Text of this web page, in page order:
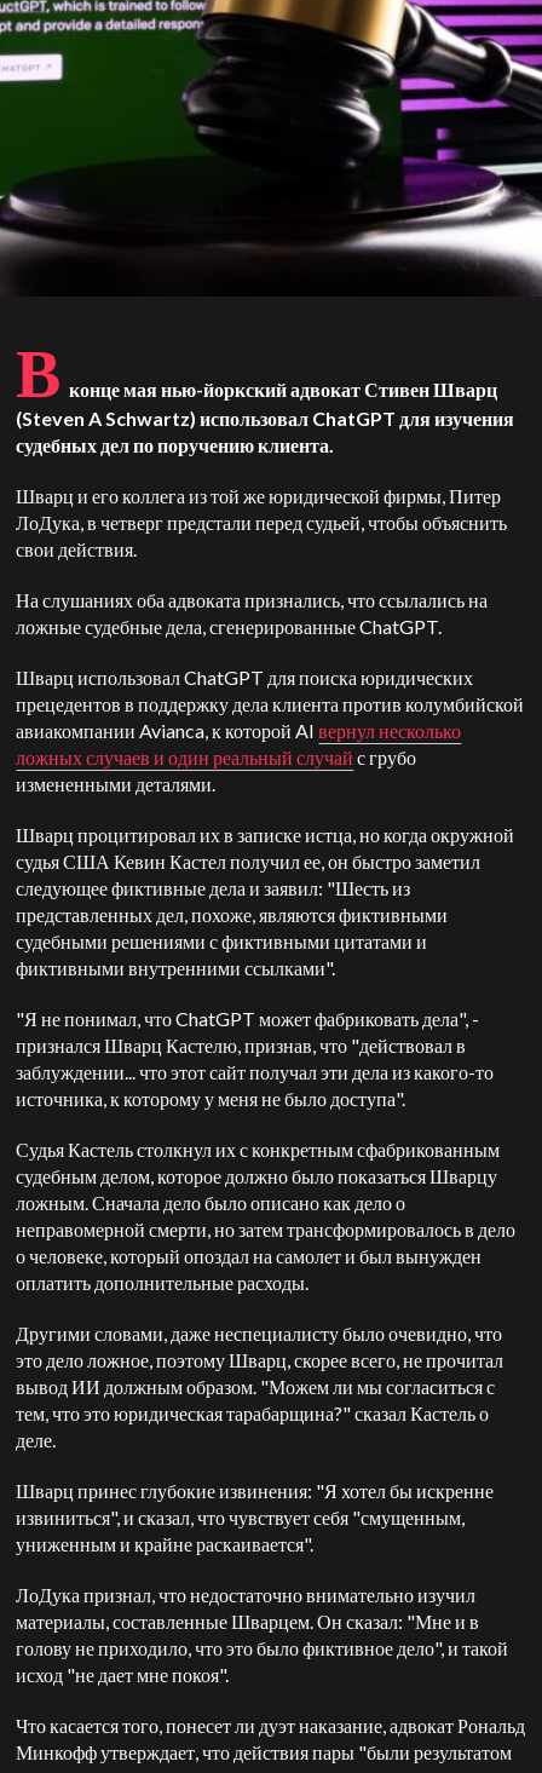
В конце мая нью-йоркский адвокат Стивен Шварц
(Steven A Schwartz) использовал ChatGPT для изучения
судебных дел по поручению клиента.
Шварц и его коллега из той же юридической фирмы, Питер
ЛоДука, в четверг предстали перед судьей, чтобы объяснить
свои действия.
На слушаниях оба адвоката признались, что ссылались на
ложные судебные дела, сгенерированные ChatGPT.
Шварц использовал ChatGPT для поиска юридических
прецедентов в поддержку дела клиента против колумбийской
авиакомпании Avianca, к которой AIвернул несколько
ложных случаев и один реальный случай с грубо
измененными деталями.
Шварц процитировал их в записке истца, но когда окружной
судья США Кевин Кастел получил ее, он быстро заметил
следующеефиктивные дела и заявил: "Шесть из
представленных дел, похоже, являются фиктивными
судебными решениями с фиктивными цитатами и
фиктивными внутренними ссылками".
"Я не понимал, что ChatGPT может фабриковать дела", -
признался Шварц Кастелю, признав, что "действовал в
заблуждении... что этот сайт получал эти дела из какого-то
источника, к которому у меня не было доступа".
Судья Кастель столкнул их с конкретным сфабрикованным
судебным делом, которое должно было показаться Шварцу
ложным. Сначала дело было описано как дело о
неправомерной смерти, но затем трансформировалось в дело
о человеке, который опоздал на самолет и был вынужден
оплатить дополнительные расходы.
Другими словами, даже неспециалисту было очевидно, что
это дело ложное, поэтому Шварц, скорее всего, не прочитал
вывод ИИ должным образом. "Можем ли мы согласиться с
тем, что это юридическая тарабарщина?" сказал Кастель о
деле.
Шварц принес глубокие извинения: "Я хотел бы искренне
извиниться", и сказал, что чувствует себя "смущенным,
униженным и крайне раскаивается".
ЛоДука признал, что недостаточно внимательно изучил
материалы, составленные Шварцем. Он сказал: "Мне и в
голову не приходило, что это было фиктивное дело", и такой
исход "не дает мне покоя".
Что касается того, понесет ли дуэт наказание, адвокат Рональд
Минкофф утверждает, что действия пары "были результатом